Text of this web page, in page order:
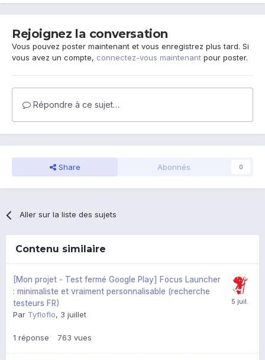
Rejoignez la conversation
Vous pouvez poster maintenant et vous enregistrez plus tard. Si
vous avez un compte, connectez-vous maintenant pour poster.
Répondre à ce sujet…
Share Abonnés 0
Aller sur la liste des sujets
Contenu similaire
[Mon projet - Test fermé Google Play] Focus Launcher
: minimaliste et vraiment personnalisable (recherche
testeurs FR)
Par Tyfloflo, 3 juillet
1 réponse 763 vues